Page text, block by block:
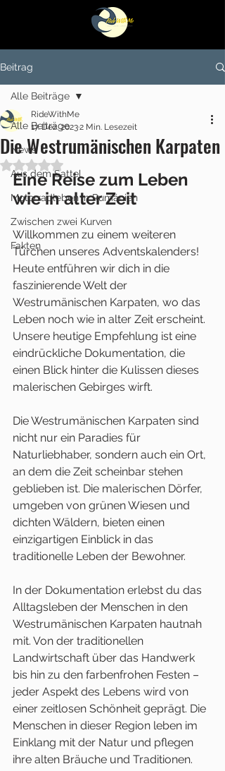
Beitrag
Alle Beiträge
News
Aus dem Sattel
Motorradleben in Rumänien
Zwischen zwei Kurven
Fakten
Alle Beiträge
Die Westrumänischen Karpaten
RideWithMe
17. Dez. 20232 Min. Lesezeit
Mit NaN von 5 Sternen bewertet.
Eine Reise zum Leben
wie in alter Zeit
Willkommen zu einem weiteren
Türchen unseres Adventskalenders!
Heute entführen wir dich in die
faszinierende Welt der
Westrumänischen Karpaten, wo das
Leben noch wie in alter Zeit erscheint.
Unsere heutige Empfehlung ist eine
eindrückliche Dokumentation, die
einen Blick hinter die Kulissen dieses
malerischen Gebirges wirft.
Die Westrumänischen Karpaten sind
nicht nur ein Paradies für
Naturliebhaber, sondern auch ein Ort,
an dem die Zeit scheinbar stehen
geblieben ist. Die malerischen Dörfer,
umgeben von grünen Wiesen und
dichten Wäldern, bieten einen
einzigartigen Einblick in das
traditionelle Leben der Bewohner.
In der Dokumentation erlebst du das
Alltagsleben der Menschen in den
Westrumänischen Karpaten hautnah
mit. Von der traditionellen
Landwirtschaft über das Handwerk
bis hin zu den farbenfrohen Festen –
jeder Aspekt des Lebens wird von
einer zeitlosen Schönheit geprägt. Die
Menschen in dieser Region leben im
Einklang mit der Natur und pflegen
ihre alten Bräuche und Traditionen.